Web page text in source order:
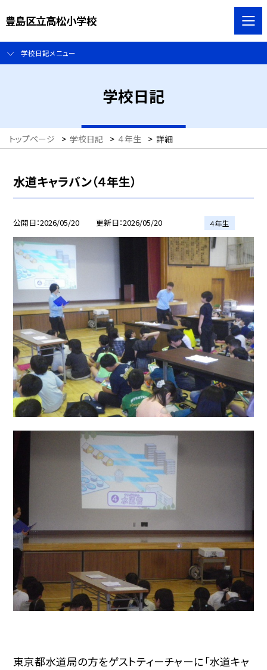
豊島区立高松小学校
学校日記メニュー
学校日記
トップページ > 学校日記 > ４年生 > 詳細
水道キャラバン（４年生）
公開日 2026/05/20 更新日 2026/05/20 ４年生
東京都水道局の方をゲストティーチャーに「水道キャ